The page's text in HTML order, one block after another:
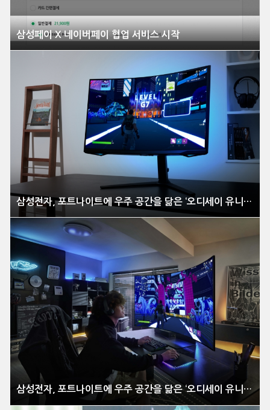
삼성페이 X 네이버페이 협업 서비스 시작
삼성전자, 포트나이트에 우주 공간을 닮은 ‘오디세이 유니버스’ 맵 공개
삼성전자, 포트나이트에 우주 공간을 닮은 ‘오디세이 유니버스’ 맵 공개